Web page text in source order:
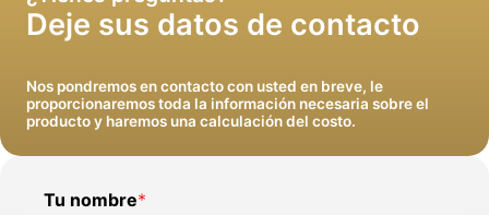
Deje sus datos de contacto
Nos pondremos en contacto con usted en breve, le
proporcionaremos toda la información necesaria sobre el
producto y haremos una calculación del costo.
Tu nombre*